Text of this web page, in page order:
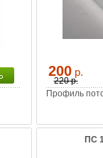
200 р.
220 р.
Профиль
ПС